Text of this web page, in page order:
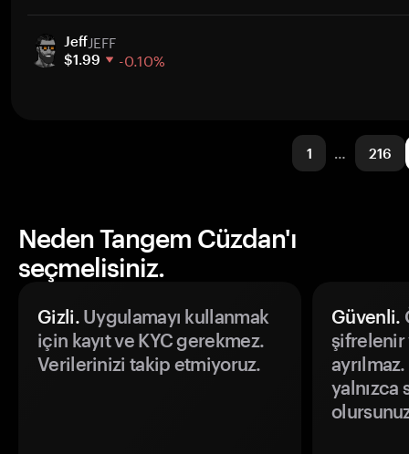
30 gün
Piyasa değeri
JeffJEFF
$1.99 -0.10%
1 … 216
Neden Tangem Cüzdan'ı
seçmelisiniz.
Gizli.Uygulamayı kullanmak
için kayıt ve KYC gerekmez.
Verilerinizi takip etmiyoruz.
Güvenli.
şifrelenir
yalnızca